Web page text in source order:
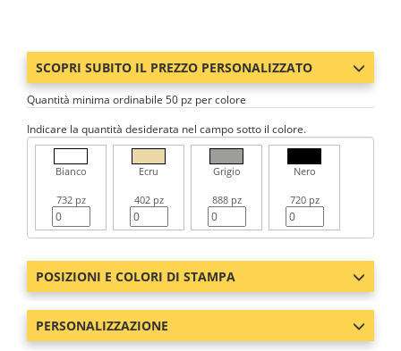
SCOPRI SUBITO IL PREZZO PERSONALIZZATO
Quantità minima ordinabile 50 pz per colore
Indicare la quantità desiderata nel campo sotto il colore.
Bianco
732 pz
Ecru
402 pz
Grigio
888 pz
Nero
720 pz
POSIZIONI E COLORI DI STAMPA
PERSONALIZZAZIONE